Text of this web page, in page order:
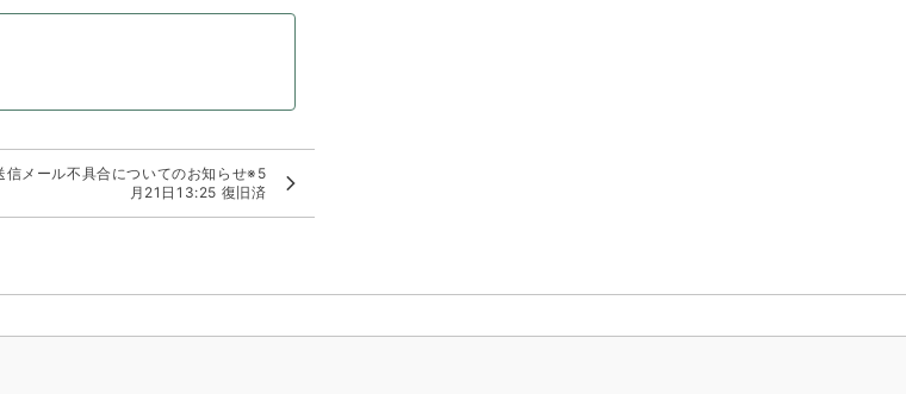
信メール不具合についてのお知らせ※5
月21日13:25 復旧済